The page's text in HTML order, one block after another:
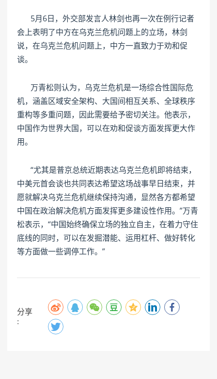
5月6日，外交部发言人林剑也再一次在例行记者
会上表明了中方在乌克兰危机问题上的立场，林剑
说，在乌克兰危机问题上，中方一直致力于劝和促
谈。
万青松则认为，乌克兰危机是一场综合性国际危
机，涵盖区域安全架构、大国间相互关系、全球秩序
重构等多重问题，因此需要给予密切关注。他表示，
中国作为世界大国，可以在劝和促谈方面发挥更大作
用。
“尤其是普京总统近期表达乌克兰危机即将结束，
中美元首会谈也共同表达希望这场战事早日结束，并
愿就解决乌克兰危机继续保持沟通，显然各方都希望
中国在政治解决危机方面发挥更多建设性作用。”万青
松表示，“中国始终确保立场的独立自主，在着力守住
底线的同时，可以在发掘潜能、运用杠杆、做好转化
等方面做一些调停工作。”
分享
: